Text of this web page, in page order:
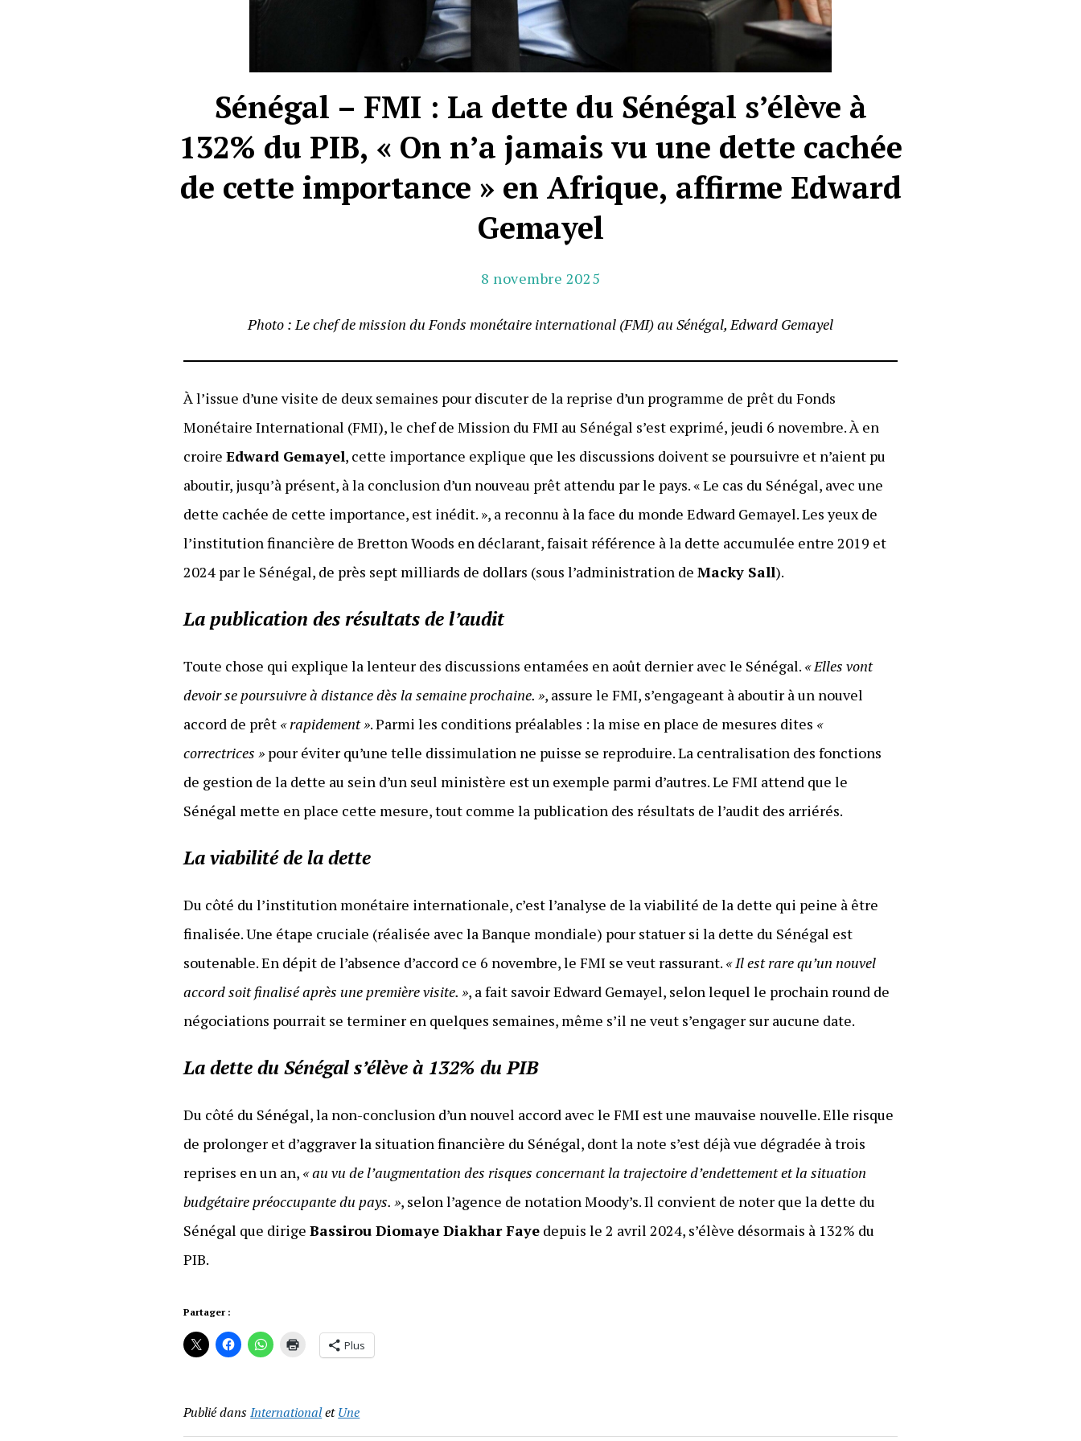
Sénégal – FMI : La dette du Sénégal s’élève à
132% du PIB, « On n’a jamais vu une dette cachée
de cette importance » en Afrique, affirme Edward
Gemayel
8 novembre 2025
Photo : Le chef de mission du Fonds monétaire international (FMI) au Sénégal, Edward Gemayel
À l’issue d’une visite de deux semaines pour discuter de la reprise d’un programme de prêt du Fonds
Monétaire International (FMI), le chef de Mission du FMI au Sénégal s’est exprimé, jeudi 6 novembre. À en
croireEdward Gemayel, cette importance explique que les discussions doivent se poursuivre et n’aient pu
aboutir, jusqu’à présent, à la conclusion d’un nouveau prêt attendu par le pays. « Le cas du Sénégal, avec une
dette cachée de cette importance, est inédit. », a reconnu à la face du monde Edward Gemayel. Les yeux de
l’institution financière de Bretton Woods en déclarant, faisait référence à la dette accumulée entre 2019 et
2024 par le Sénégal, de près sept milliards de dollars (sous l’administration deMacky Sall).
La publication des résultats de l’audit
Toute chose qui explique la lenteur des discussions entamées en août dernier avec le Sénégal. « Elles vont
devoir se poursuivre à distance dès la semaine prochaine. », assure le FMI, s’engageant à aboutir à un nouvel
accord de prêt « rapidement ». Parmi les conditions préalables : la mise en place de mesures dites «
correctrices » pour éviter qu’une telle dissimulation ne puisse se reproduire. La centralisation des fonctions
de gestion de la dette au sein d’un seul ministère est un exemple parmi d’autres. Le FMI attend que le
Sénégal mette en place cette mesure, tout comme la publication des résultats de l’audit des arriérés.
La viabilité de la dette
Du côté du l’institution monétaire internationale, c’est l’analyse de la viabilité de la dette qui peine à être
finalisée. Une étape cruciale (réalisée avec la Banque mondiale) pour statuer si la dette du Sénégal est
soutenable. En dépit de l’absence d’accord ce 6 novembre, le FMI se veut rassurant. « Il est rare qu’un nouvel
accord soit finalisé après une première visite. », a fait savoir Edward Gemayel, selon lequel le prochain round de
négociations pourrait se terminer en quelques semaines, même s’il ne veut s’engager sur aucune date.
La dette du Sénégal s’élève à 132% du PIB
Du côté du Sénégal, la non-conclusion d’un nouvel accord avec le FMI est une mauvaise nouvelle. Elle risque
de prolonger et d’aggraver la situation financière du Sénégal, dont la note s’est déjà vue dégradée à trois
reprises en un an, « au vu de l’augmentation des risques concernant la trajectoire d’endettement et la situation
budgétaire préoccupante du pays. », selon l’agence de notation Moody’s. Il convient de noter que la dette du
Sénégal que dirigeBassirou Diomaye Diakhar Faye depuis le 2 avril 2024, s’élève désormais à 132% du
PIB.
Partager :
Plus
Publié dansInternationaletUne